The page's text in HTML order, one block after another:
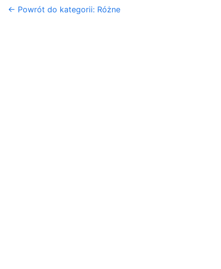
← Powrót do kategorii: Różne